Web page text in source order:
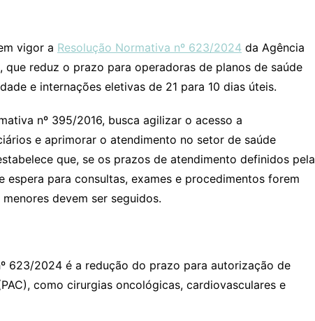
vigor a Resolução Normativa nº 623/2024 da Agência
que reduz o prazo para operadoras de planos de saúde
e internações eletivas de 21 para 10 dias úteis.
nº 395/2016, busca agilizar o acesso a
e aprimorar o atendimento no setor de saúde
que, se os prazos de atendimento definidos pela
espera para consultas, exames e procedimentos forem
devem ser seguidos.
623/2024 é a redução do prazo para autorização de
como cirurgias oncológicas, cardiovasculares e